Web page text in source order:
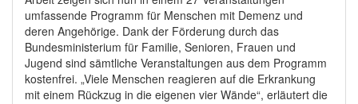
umfassende Programm für Menschen mit Demenz und
deren Angehörige. Dank der Förderung durch das
Bundesministerium für Familie, Senioren, Frauen und
Jugend sind sämtliche Veranstaltungen aus dem Programm
kostenfrei. „Viele Menschen reagieren auf die Erkrankung
mit einem Rückzug in die eigenen vier Wände“, erläutert die